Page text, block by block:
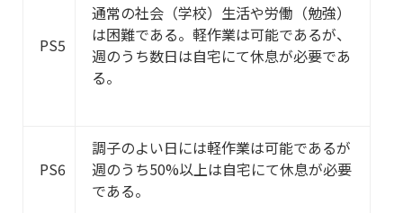
PS5
通常の社会（学校）生活や労働（勉強）
は困難である。軽作業は可能であるが、
週のうち数日は自宅にて休息が必要であ
る。
PS6
調子のよい日には軽作業は可能であるが
週のうち50%以上は自宅にて休息が必要
である。